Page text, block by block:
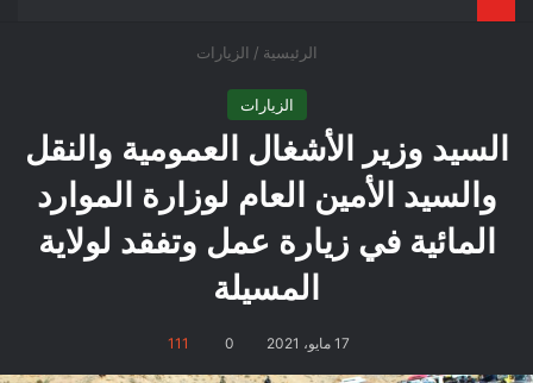
الرئيسية / الزيارات
الزيارات
السيد وزير الأشغال العمومية والنقل
والسيد الأمين العام لوزارة الموارد
المائية في زيارة عمل وتفقد لولاية
المسيلة
17 مايو، 2021 0
111